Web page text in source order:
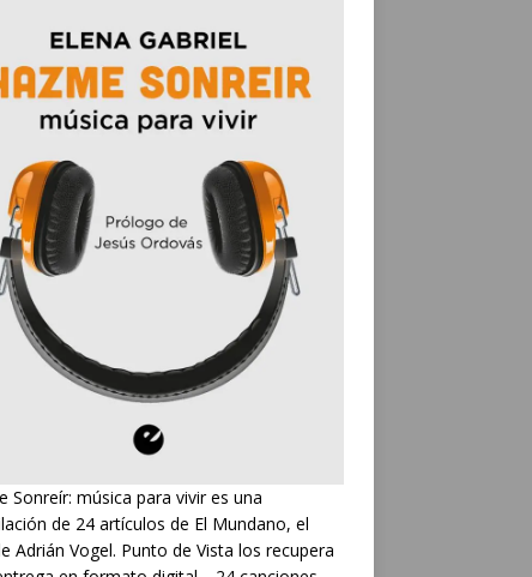
Sonreír: música para vivir es una
de 24 artículos de El Mundano, el
Adrián Vogel. Punto de Vista los recupera